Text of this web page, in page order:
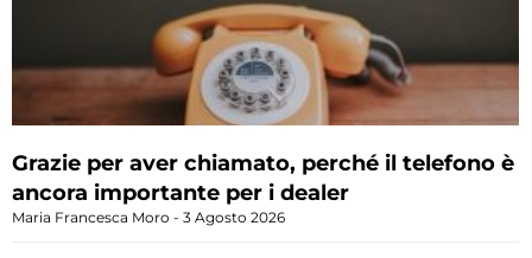
Grazie per aver chiamato, perché il telefono è
ancora importante per i dealer
Maria Francesca Moro 3 Agosto 2026